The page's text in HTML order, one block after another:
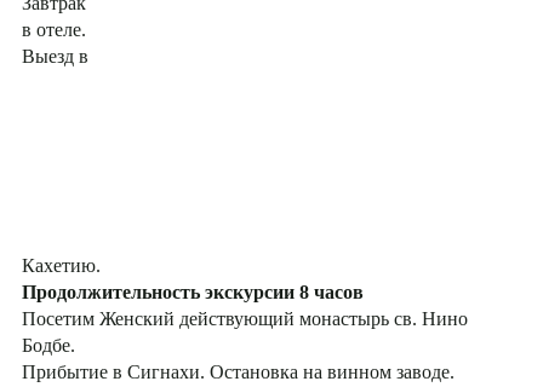
в отеле.
Выезд в
Кахетию.
Продолжительность экскурсии 8 часов
Посетим Женский действующий монастырь св. Нино
Бодбе.
Прибытие в Сигнахи. Остановка на винном заводе.